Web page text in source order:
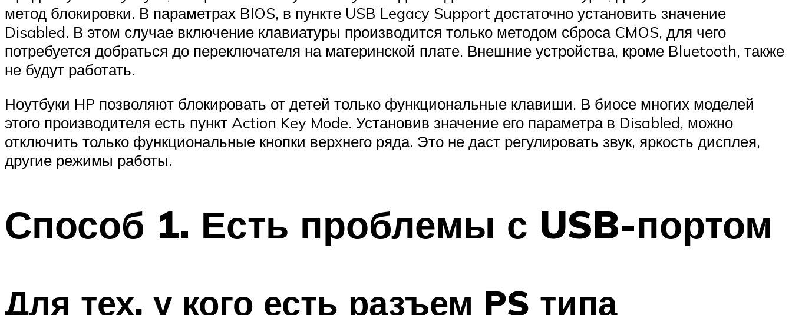
метод блокировки. В параметрах BIOS, в пункте USB Legacy Support достаточно установить значение
Disabled. В этом случае включение клавиатуры производится только методом сброса CMOS, для чего
потребуется добраться до переключателя на материнской плате. Внешние устройства, кроме Bluetooth, также
не будут работать.
Ноутбуки HP позволяют блокировать от детей только функциональные клавиши. В биосе многих моделей
этого производителя есть пункт Action Key Mode. Установив значение его параметра в Disabled, можно
отключить только функциональные кнопки верхнего ряда. Это не даст регулировать звук, яркость дисплея,
другие режимы работы.
Способ 1. Есть проблемы с USB-портом
Для тех, у кого есть разъем PS типа